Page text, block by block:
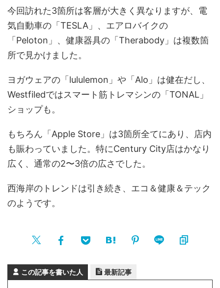
今回訪れた3箇所は客層が大きく異なりますが、電
気自動車の「TESLA」、エアロバイクの
「Peloton」、健康器具の「Therabody」は複数箇
所で見かけました。
ヨガウェアの「lululemon」や「Alo」は健在だし、
Westfiledではスマート筋トレマシンの「TONAL」
ショップも。
もちろん「Apple Store」は3箇所全てにあり、店内
も賑わっていました。特にCentury City店はかなり
広く、通常の2〜3倍の広さでした。
西海岸のトレンドは引き続き、エコ＆健康＆テック
のようです。
この記事を書いた人 最新記事